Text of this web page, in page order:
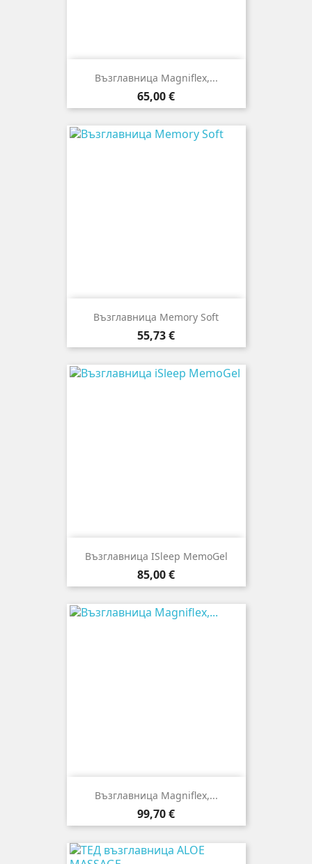
Възглавница Magniflex,...
Цена
65,00 €
Възглавница Memory Soft
Цена
55,73 €
Възглавница ISleep MemoGel
Цена
85,00 €
Възглавница Magniflex,...
Цена
99,70 €